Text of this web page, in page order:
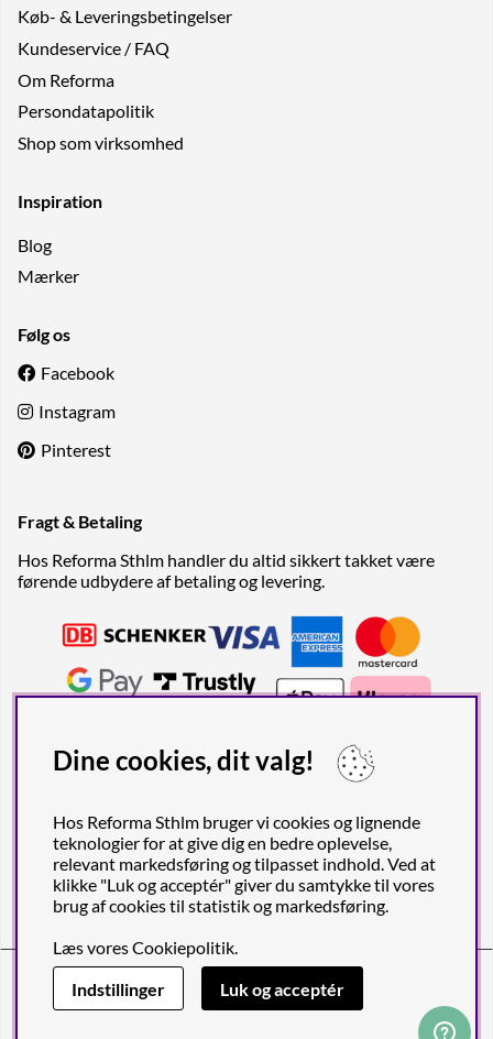
Køb- & Leveringsbetingelser
Kundeservice / FAQ
Om Reforma
Persondatapolitik
Shop som virksomhed
Inspiration
Blog
Mærker
Følg os
Facebook
Instagram
Pinterest
Fragt & Betaling
Hos Reforma Sthlm handler du altid sikkert takket være
førende udbydere af betaling og levering.
Reforma Sthlm AB (org. no. 556849-2606)
Engelbrektsgatan 29
(Note! Postal address only), SE-114 32
STOCKHOLM, Sweden
Dine cookies, dit valg!
Hos Reforma Sthlm bruger vi cookies og lignende
teknologier for at give dig en bedre oplevelse,
relevant markedsføring og tilpasset indhold. Ved at
klikke "Luk og acceptér" giver du samtykke til vores
brug af cookies til statistik og markedsføring.
Læs voresCookiepolitik.
Indstillinger
Luk og acceptér